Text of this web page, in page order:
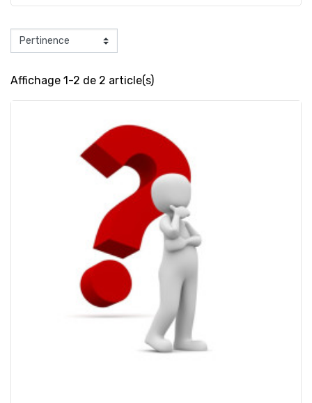
Affichage 1-2 de 2 article(s)